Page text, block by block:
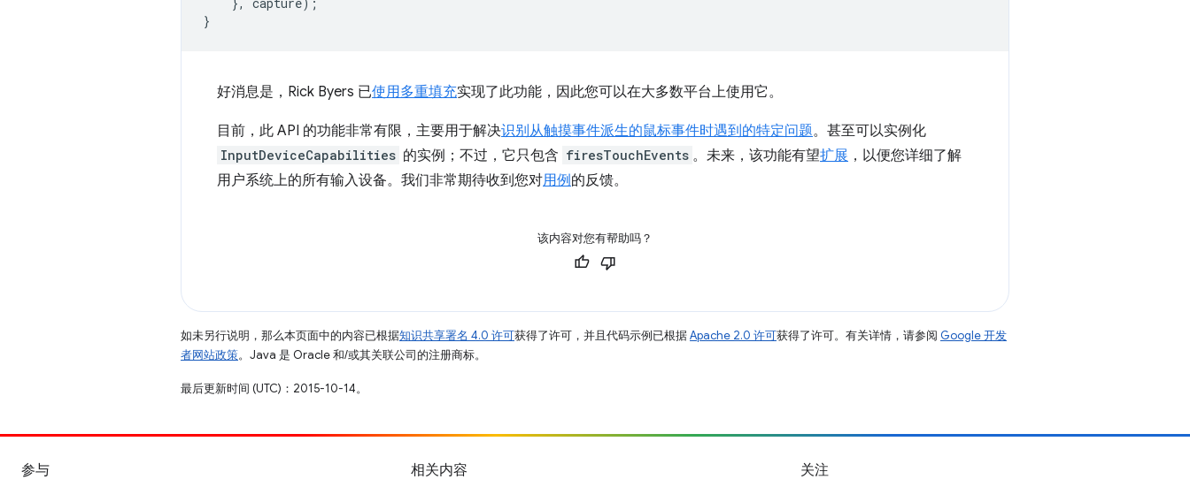
}
好消息是，Rick Byers 已使用多重填充实现了此功能，因此您可以在大多数平台上使用它。
目前，此 API 的功能非常有限，主要用于解决识别从触摸事件派生的鼠标事件时遇到的特定问题。甚至可以实例化
InputDeviceCapabilities 的实例；不过，它只包含 firesTouchEvents 。未来，该功能有望扩展 ，以便您详细了解
用户系统上的所有输入设备。我们非常期待收到您对用例的反馈。
该内容对您有帮助吗？
如未另行说明，那么本页面中的内容已根据知识共享署名 4.0 许可获得了许可，并且代码示例已根据Apache 2.0 许可获得了许可。有关详情，请参阅 Google 开发
者网站政策。Java 是 Oracle 和/或其关联公司的注册商标。
最后更新时间 (UTC)：2015-10-14。
参与 相关内容 关注